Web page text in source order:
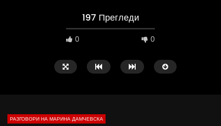
197 Прегледи
0 0
РАЗГОВОРИ НА МАРИНА ДАМЧЕВСКА